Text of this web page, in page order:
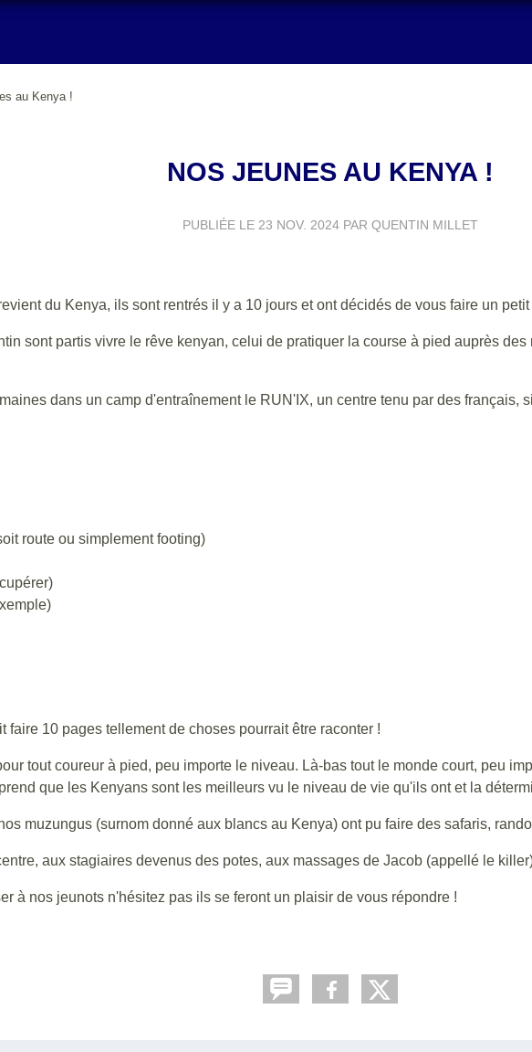
au Kenya !
NOS JEUNES AU KENYA !
PUBLIÉE LE 23 NOV. 2024 PAR QUENTIN MILLET
du Kenya, ils sont rentrés il y a 10 jours et ont décidés de vous faire un petit
sont partis vivre le rêve kenyan, celui de pratiquer la course à pied auprès des
dans un camp d'entraînement le RUN'IX, un centre tenu par des français,
route ou simplement footing)
faire 10 pages tellement de choses pourrait être raconter !
tout coureur à pied, peu importe le niveau. Là-bas tout le monde court, peu
que les Kenyans sont les meilleurs vu le niveau de vie qu'ils ont et la
muzungus (surnom donné aux blancs au Kenya) ont pu faire des safaris,
aux stagiaires devenus des potes, aux massages de Jacob (appellé le
à nos jeunots n'hésitez pas ils se feront un plaisir de vous répondre !